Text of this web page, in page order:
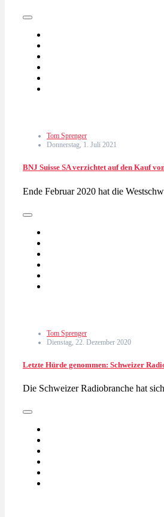
Tom Sprenger
Donnerstag, 1. Juli 2021
BNJ Suisse SA verzichtet auf den Kauf
Ende Februar 2020 hat die
Tom Sprenger
Dienstag, 22. Dezember 2020
Letzte Hürde genommen: Schweizer
Die Schweizer Radiobranche hat